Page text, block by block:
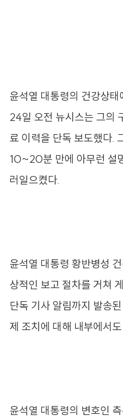
윤석열 대통령의 건강상
24일 오전 뉴시스는 그의
료 이력을 단독 보도했다.
10~20분 만에 아무런 설
러일으켰다.
윤석열 대통령 황반병성
상적인 보고 절차를 거쳐
단독 기사 알림까지 발송
제 조치에 대해 내부에서
윤석열 대통령의 변호인